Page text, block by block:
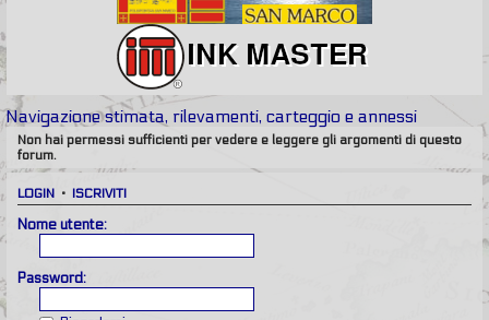
Navigazione stimata, rilevamenti, carteggio e annessi
Non hai permessi sufficienti per vedere e leggere gli argomenti di questo
forum.
LOGIN • ISCRIVITI
Nome utente:
Password: